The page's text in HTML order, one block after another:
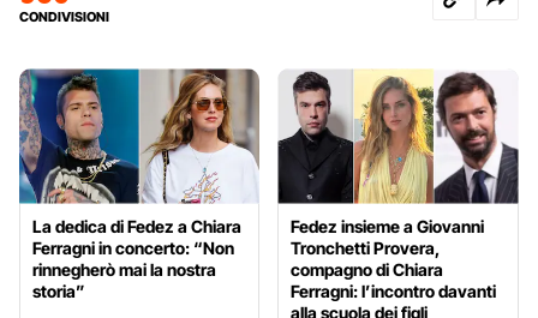
CONDIVISIONI
La dedica di Fedez a Chiara
Ferragni in concerto: “Non
rinnegherò mai la nostra
storia”
Fedez insieme a Giovanni
Tronchetti Provera,
compagno di Chiara
Ferragni: l’incontro davanti
alla scuola dei figli